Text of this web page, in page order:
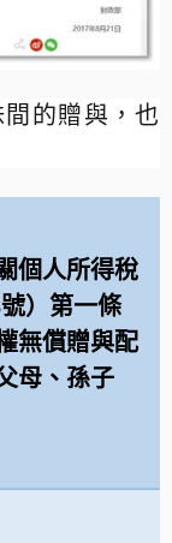
的贈與，也
個人所得稅
號）第一條
無償贈與配
母、孫子